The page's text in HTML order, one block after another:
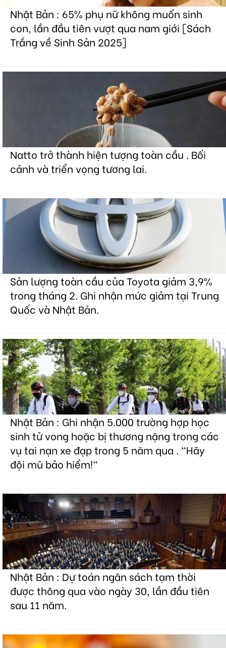
Nhật Bản : 65% phụ nữ không muốn sinh
con, lần đầu tiên vượt qua nam giới [Sách
Trắng về Sinh Sản 2025]
Natto trở thành hiện tượng toàn cầu . Bối
cảnh và triển vọng tương lai.
Sản lượng toàn cầu của Toyota giảm 3,9%
trong tháng 2. Ghi nhận mức giảm tại Trung
Quốc và Nhật Bản.
Nhật Bản : Ghi nhận 5.000 trường hợp học
sinh tử vong hoặc bị thương nặng trong các
vụ tai nạn xe đạp trong 5 năm qua . "Hãy
đội mũ bảo hiểm!"
Nhật Bản : Dự toán ngân sách tạm thời
được thông qua vào ngày 30, lần đầu tiên
sau 11 năm.